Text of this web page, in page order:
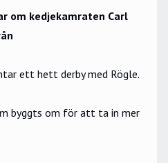
om kedjekamraten Carl
ett hett derby med Rögle.
byggts om för att ta in mer